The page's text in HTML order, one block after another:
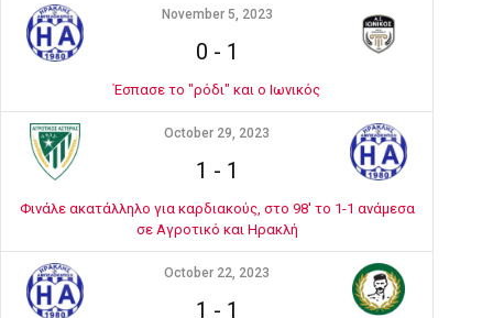
November 5, 2023
0 - 1
Έσπασε το "ρόδι" και ο Ιωνικός
October 29, 2023
1 - 1
Φινάλε ακατάλληλο για καρδιακούς, στο 98' το 1-1 ανάμεσα
σε Αγροτικό και Ηρακλή
October 22, 2023
1 - 1